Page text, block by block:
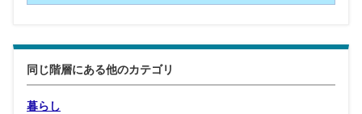
同じ階層にある他のカテゴリ
暮らし